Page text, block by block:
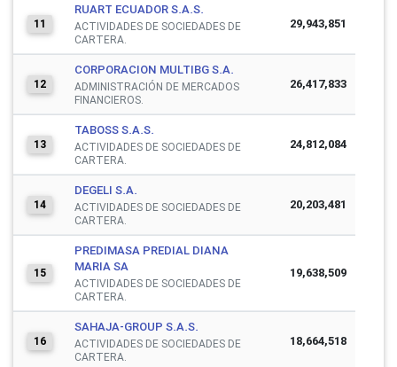
11
RUART ECUADOR S.A.S.
ACTIVIDADES DE SOCIEDADES DE
CARTERA.
29,943,851
12
CORPORACION MULTIBG S.A.
ADMINISTRACIÓN DE MERCADOS
FINANCIEROS.
26,417,833
13
TABOSS S.A.S.
ACTIVIDADES DE SOCIEDADES DE
CARTERA.
24,812,084
14
DEGELI S.A.
ACTIVIDADES DE SOCIEDADES DE
CARTERA.
20,203,481
15
PREDIMASA PREDIAL DIANA
MARIA SA
ACTIVIDADES DE SOCIEDADES DE
CARTERA.
19,638,509
16
SAHAJA-GROUP S.A.S.
ACTIVIDADES DE SOCIEDADES DE
CARTERA.
18,664,518